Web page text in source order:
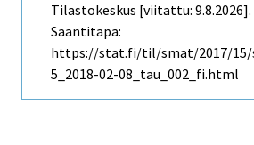
Tilastokeskus [viitattu: 9.8.2026].
Saantitapa:
https://stat.fi/til/smat/2017/15/
5_2018-02-08_tau_002_fi.html